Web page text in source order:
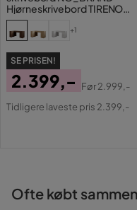
Stil
Farve
Serie
Hjørneskrivebord TIRENO
brun
+1
SE PRISEN!
Pris
2.399,-
Original
Før2.999,-
Tidligere laveste pris 2.399,-
Ofte købt